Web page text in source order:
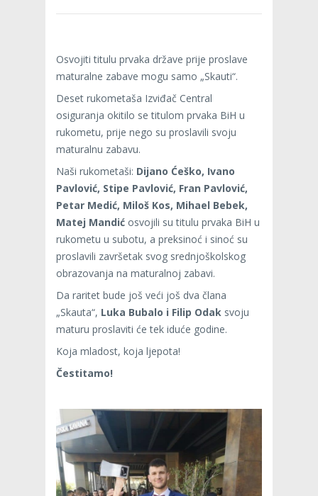
Osvojiti titulu prvaka države prije proslave
maturalne zabave mogu samo „Skauti“.
Deset rukometaša Izviđač Central
osiguranja okitilo se titulom prvaka BiH u
rukometu, prije nego su proslavili svoju
maturalnu zabavu.
Naši rukometaši: Dijano Ćeško, Ivano
Pavlović, Stipe Pavlović, Fran Pavlović,
Petar Medić, Miloš Kos, Mihael Bebek,
Matej Mandić osvojili su titulu prvaka BiH u
rukometu u subotu, a preksinoć i sinoć su
proslavili završetak svog srednjoškolskog
obrazovanja na maturalnoj zabavi.
Da raritet bude još veći još dva člana
„Skauta“, Luka Bubalo i Filip Odak svoju
maturu proslaviti će tek iduće godine.
Koja mladost, koja ljepota!
Čestitamo!